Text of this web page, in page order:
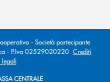
- Società partecipante
· P.Iva 02529020220 Crediti
legali